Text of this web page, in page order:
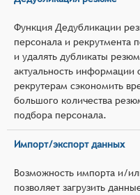
Функция Дедубликации
персонала и рекрутмента
и удалять дубликаты
актуальность информации
рекрутерам сэкономить
большого количества
подбора персонала.
Импорт/экспорт данных
Возможность импорта и/
позволяет загрузить